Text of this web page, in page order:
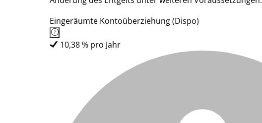
Eingeräumte Kontoüberziehung (Dispo)
10,38 % pro Jahr